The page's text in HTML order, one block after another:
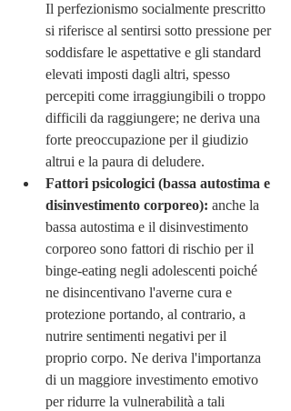
Il perfezionismo socialmente prescritto
si riferisce al sentirsi sotto pressione per
soddisfare le aspettative e gli standard
elevati imposti dagli altri, spesso
percepiti come irraggiungibili o troppo
difficili da raggiungere; ne deriva una
forte preoccupazione per il giudizio
altrui e la paura di deludere.
Fattori psicologici (bassa autostima e
disinvestimento corporeo): anche la
bassa autostima e il disinvestimento
corporeo sono fattori di rischio per il
binge-eating negli adolescenti poiché
ne disincentivano l'averne cura e
protezione portando, al contrario, a
nutrire sentimenti negativi per il
proprio corpo. Ne deriva l'importanza
di un maggiore investimento emotivo
per ridurre la vulnerabilità a tali